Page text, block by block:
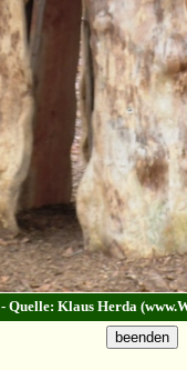
Quelle: Klaus Herda